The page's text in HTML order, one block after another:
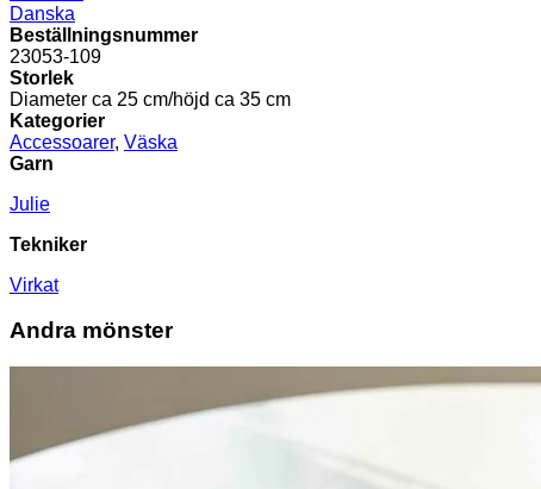
Danska
Beställningsnummer
23053-109
Storlek
Diameter ca 25 cm/höjd ca 35 cm
Kategorier
Accessoarer, Väska
Garn
Julie
Tekniker
Virkat
Andra mönster